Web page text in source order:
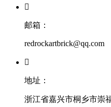

邮箱：
redrockartbrick@qq.com

地址：
浙江省嘉兴市桐乡市崇